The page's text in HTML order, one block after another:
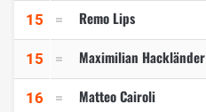
15 Remo Lips
15 Maximilian Hackländer
16 Matteo Cairoli